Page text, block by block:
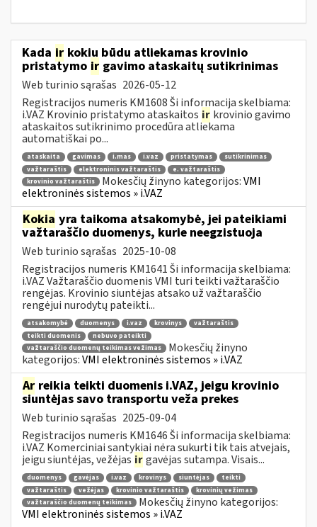
Kada ir kokiu būdu atliekamas krovinio
pristatymo ir gavimo ataskaitų sutikrinimas
Web turinio sąrašas 2026-05-12
Registracijos numeris KM1608 Ši informacija skelbiama:
i.VAZ Krovinio pristatymo ataskaitos ir krovinio gavimo
ataskaitos sutikrinimo procedūra atliekama
automatiškai po...
ataskaita gavimas i.mas i.vaz pristatymas
sutikrinimas
važtaraštis
elektroninis važtaraštis
e. važtaraštis
krovinio važtaraštis
Mokesčių žinyno kategorijos:VMI
elektroninės sistemos » i.VAZ
Kokia yra taikoma atsakomybė, jei pateikiami
važtaraščio duomenys, kurie neegzistuoja
Web turinio sąrašas 2025-10-08
Registracijos numeris KM1641 Ši informacija skelbiama:
i.VAZ Važtaraščio duomenis VMI turi teikti važtaraščio
rengėjas. Krovinio siuntėjas atsako už važtaraščio
rengėjui nurodytų pateikti...
atsakomybė duomenys i.vaz krovinys
važtaraštis
teikti duomenis
nebuvo pateikti
važtaraščio duomenų teikimas vežimas
Mokesčių žinyno
kategorijos:VMI elektroninės sistemos » i.VAZ
Ar reikia teikti duomenis i.VAZ, jeigu krovinio
siuntėjas savo transportu veža prekes
Web turinio sąrašas 2025-09-04
Registracijos numeris KM1646 Ši informacija skelbiama:
i.VAZ Komerciniai santykiai nėra sukurti tik tais atvejais,
jeigu siuntėjas, vežėjas irgavėjas sutampa. Visais...
duomenys gavėjas i.vaz krovinys siuntėjas
teikti
važtaraštis
vežėjas krovinio važtaraštis
krovinių vežimas
važtaraščio duomenų teikimas
Mokesčių žinyno kategorijos:
VMI elektroninės sistemos » i.VAZ